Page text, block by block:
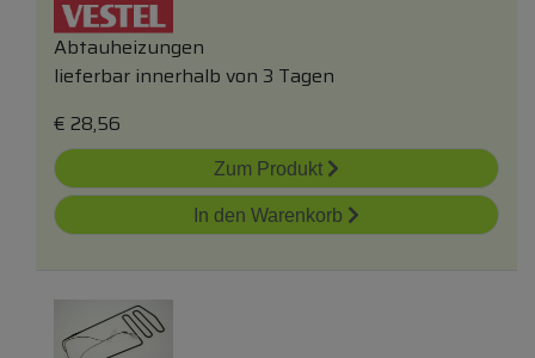
Abtauheizungen
lieferbar innerhalb von 3 Tagen
€ 28,56
Zum Produkt
In den Warenkorb